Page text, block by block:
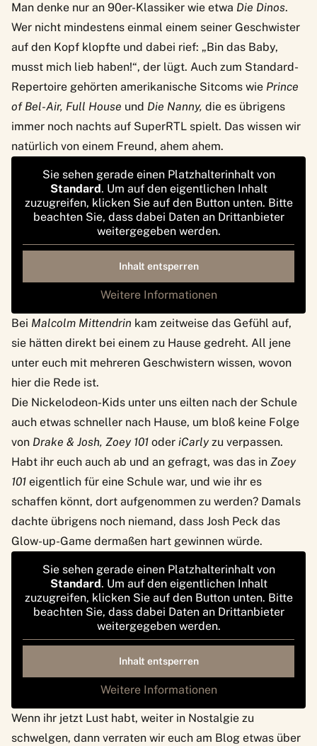
Man denke nur an 90er-Klassiker wie etwa Die Dinos.
Wer nicht mindestens einmal einem seiner Geschwister
auf den Kopf klopfte und dabei rief: „Bin das Baby,
musst mich lieb haben!“, der lügt. Auch zum Standard-
Repertoire gehörten amerikanische Sitcoms wie Prince
of Bel-Air, Full House und Die Nanny, die es übrigens
immer noch nachts auf SuperRTL spielt. Das wissen wir
natürlich von einem Freund, ahem ahem.
Sie sehen gerade einen Platzhalterinhalt von
Standard. Um auf den eigentlichen Inhalt
zuzugreifen, klicken Sie auf den Button unten. Bitte
beachten Sie, dass dabei Daten an Drittanbieter
weitergegeben werden.
Inhalt entsperren
Weitere Informationen
Bei Malcolm Mittendrin kam zeitweise das Gefühl auf,
sie hätten direkt bei einem zu Hause gedreht. All jene
unter euch mit mehreren Geschwistern wissen, wovon
hier die Rede ist.
Die Nickelodeon-Kids unter uns eilten nach der Schule
auch etwas schneller nach Hause, um bloß keine Folge
von Drake & Josh, Zoey 101 oder iCarly zu verpassen.
Habt ihr euch auch ab und an gefragt, was das in Zoey
101 eigentlich für eine Schule war, und wie ihr es
schaffen könnt, dort aufgenommen zu werden? Damals
dachte übrigens noch niemand, dass Josh Peck das
Glow-up-Game dermaßen hart gewinnen würde.
Sie sehen gerade einen Platzhalterinhalt von
Standard. Um auf den eigentlichen Inhalt
zuzugreifen, klicken Sie auf den Button unten. Bitte
beachten Sie, dass dabei Daten an Drittanbieter
weitergegeben werden.
Inhalt entsperren
Weitere Informationen
Wenn ihr jetzt Lust habt, weiter in Nostalgie zu
schwelgen, dann verraten wir euch am Blog etwas über